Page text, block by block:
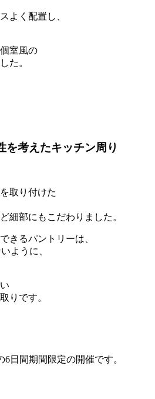
よく配置し、
室風の
た。
考えたキッチン周り
取り付けた
細部にもこだわりました。
きるパントリーは、
ように、
りです。
日間期間限定の開催です。